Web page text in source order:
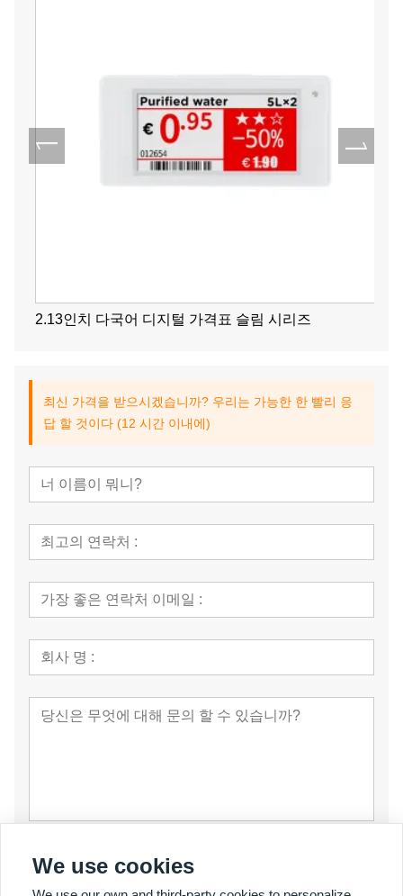
2.13인치 다국어 디지털 가격표 슬림 시리즈
최신 가격을 받으시겠습니까? 우리는 가능한 한 빨리 응
답 할 것이다 (12 시간 이내에)
제출
We use cookies